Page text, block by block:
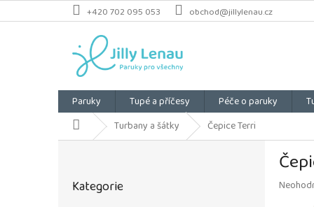
Přejít
na
+420 702 095 053 obchod@jillylenau.cz
Paruky Tupé a příčesy Péče o paruky
Domů Turbany a šátky Čepice Terri
P
kategorie
Kategorie